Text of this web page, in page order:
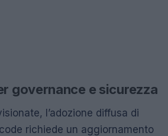
governance e sicurezza
l’adozione diffusa di
richiede un aggiornamento